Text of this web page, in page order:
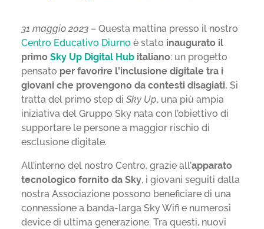
31 maggio 2023– Questa mattina presso il nostro
Centro Educativo Diurno è stato inaugurato il
primo Sky Up Digital Hubitaliano: un progetto
pensato per favorire l’inclusione digitale tra i
giovani che provengono da contesti disagiati. Si
tratta del primo step di Sky Up, una più ampia
iniziativa del Gruppo Sky nata con l’obiettivo di
supportare le persone a maggior rischio di
esclusione digitale.
All’interno del nostro Centro, grazie all’apparato
tecnologico fornito da Sky, i giovani seguiti dalla
nostra Associazione possono beneficiare di una
connessione a banda-larga Sky Wifi e numerosi
device di ultima generazione. Tra questi, nuovi